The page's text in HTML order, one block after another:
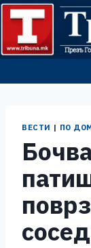
Skip
content
ВЕСТИ | ПО